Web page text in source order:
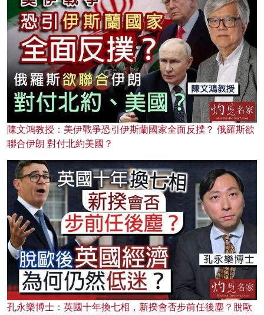
陳文鴻教授：美伊戰爭恐引伊斯蘭國家全面反撲？ 俄羅斯欲
聯合伊朗 對付北約美國？
孔永樂博士：英國十年換七相，新揆會否步前任後塵？脫歐